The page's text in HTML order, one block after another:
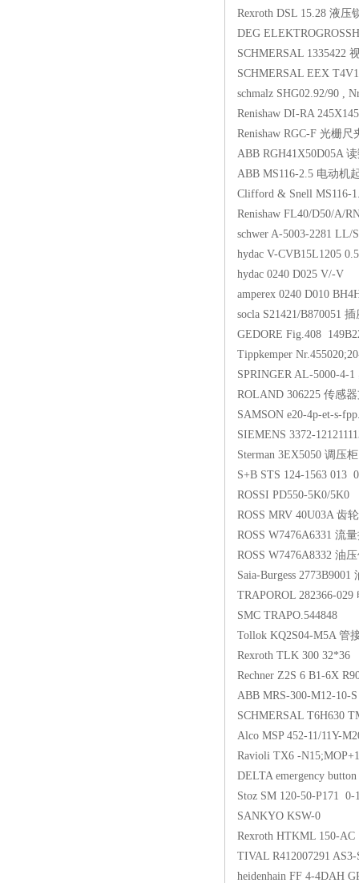
Rexroth DSL 15.28 液压
DEG
SCHMERSAL 1335422
SCHMERSAL EEX
schmalz SHG02.92/90 ,
Renishaw DI-RA
Renishaw RGC-F 光栅尺
ABB RGH41X50D05A
ABB MS116-2.5 电动机
Clifford & Snell MS116-
Renishaw FL40/D50/A/
schwer A-5003-2281 LL/
hydac V-CVB15L1205
hydac 0240 D025 V/-V
amperex 0240 D010
socla S21421/B870051 插
GEDORE Fig.408
Tippkemper
SPRINGER AL-5000-4-
ROLAND 306225 传感
SAMSON e20-4p-et-s-
SIEMENS 3372-
Sterman 3EX5050 调压柜
S+B STS 124-1563 013
ROSSI PD550-5K0/5K0
ROSS MRV 40U03A 齿
ROSS W7476A6331 流
ROSS W7476A8332 油
Saia-Burgess 2773B9001
TRAPOROL 282366-029
SMC TRAPO.544848
Tollok KQ2S04-M5A 管
Rexroth TLK 300 32*36
Rechner Z2S 6 B1-6X
ABB MRS-300-M12-10-
SCHMERSAL T6H630
Alco MSP 452-11/11Y-
Ravioli TX6 -
DELTA emergency
Stoz SM 120-50-P171
SANKYO KSW-0
Rexroth HTKML 150-AC
TIVAL R412007291
heidenhain FF 4-4DAH